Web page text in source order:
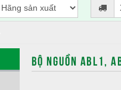
BỘ NGUỒN ABL1,